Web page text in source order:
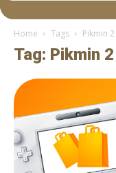
Home Tags Pikmin 2
Tag: Pikmin 2